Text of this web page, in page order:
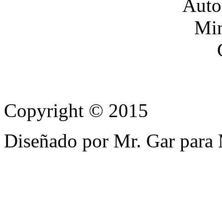
Copyright © 2015
Diseñado por Mr. Gar